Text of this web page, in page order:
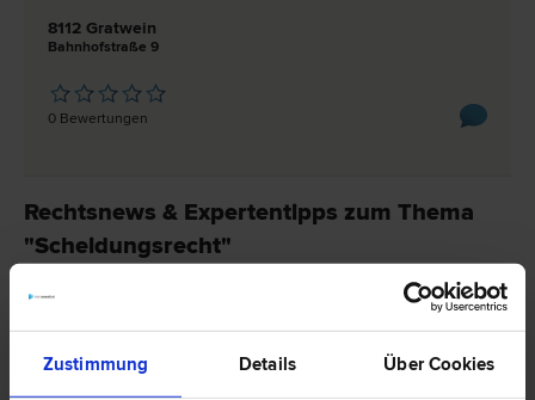
Zustimmung Details Über Cookies
8112 Gratwein
Bahnhofstraße 9
0 Bewertungen
Rechtsnews & Expertentipps zum Thema
"Scheidungsrecht"
EXPERTENTIPP